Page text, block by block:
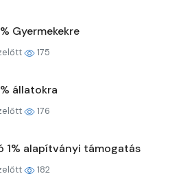
Gyermekekre
175
állatokra
176
1% alapítványi támogatás
182